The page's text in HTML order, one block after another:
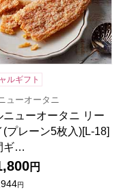
に登録する
ルギフト
ューオータニ
ニューオータニ リー
(プレーン5枚入)[L-18]
ギ…
円
円